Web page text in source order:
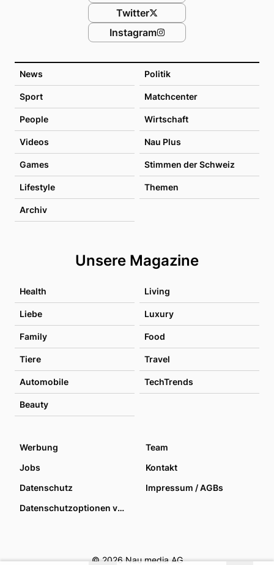
News Politik
Sport Matchcenter
People Wirtschaft
Videos Nau Plus
Games Stimmen der Schweiz
Lifestyle Themen
Archiv
Unsere Magazine
Health Living
Liebe Luxury
Family Food
Tiere Travel
Automobile TechTrends
Beauty
Twitter
Instagram
Werbung
Team
Jobs
Kontakt
Datenschutz
Impressum / AGBs
Datenschutzoptionen verwalten
© 2026 Nau media AG